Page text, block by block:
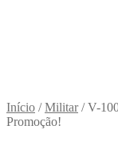
Início /Militar/V-
Promoção!